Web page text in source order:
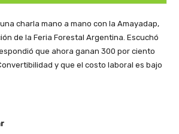
charla mano a mano con la Amayadap,
de la Feria Forestal Argentina. Escuchó
que ahora ganan 300 por ciento
y que el costo laboral es bajo